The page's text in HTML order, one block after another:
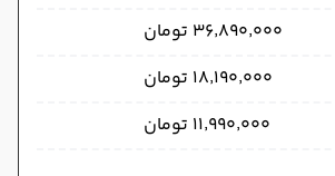
۳۶٬۸۹۰٬۰۰۰ تومان
۱۸٬۱۹۰٬۰۰۰ تومان
۱۱٬۹۹۰٬۰۰۰ تومان